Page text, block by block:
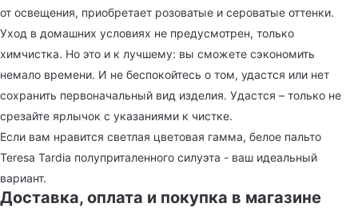
от освещения, приобретает розоватые и сероватые оттенки.
Уход в домашних условиях не предусмотрен, только
химчистка. Но это и к лучшему: вы сможете сэкономить
немало времени. И не беспокойтесь о том, удастся или нет
сохранить первоначальный вид изделия. Удастся – только не
срезайте ярлычок с указаниями к чистке.
Если вам нравится светлая цветовая гамма, белое пальто
Teresa Tardia полуприталенного силуэта - ваш идеальный
вариант.
Доставка, оплата и покупка в магазине